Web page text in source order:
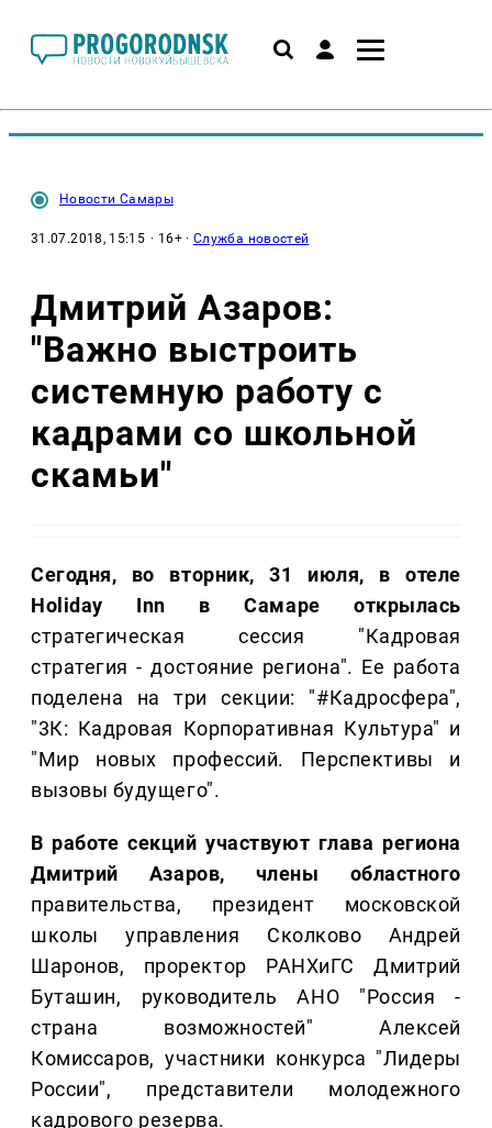
Новости Самары
31.07.2018, 15:15 · 16+ ·Служба новостей
Дмитрий Азаров:
"Важно выстроить
системную работу с
кадрами со школьной
скамьи"
Сегодня, во вторник, 31 июля, в отеле
Holiday Inn в Самаре открылась
стратегическая сессия "Кадровая
стратегия - достояние региона". Ее работа
поделена на три секции: "#Кадросфера",
"3К: Кадровая Корпоративная Культура" и
"Мир новых профессий. Перспективы и
вызовы будущего".
В работе секций участвуют глава региона
Дмитрий Азаров, члены областного
правительства, президент московской
школы управления Сколково Андрей
Шаронов, проректор РАНХиГС Дмитрий
Буташин, руководитель АНО "Россия -
страна возможностей" Алексей
Комиссаров, участники конкурса "Лидеры
России", представители молодежного
кадрового резерва.